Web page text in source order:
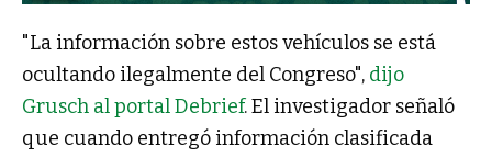
"La información sobre estos vehículos se está
ocultando ilegalmente del Congreso", dijo
Grusch al portal Debrief. El investigador señaló
que cuando entregó información clasificada